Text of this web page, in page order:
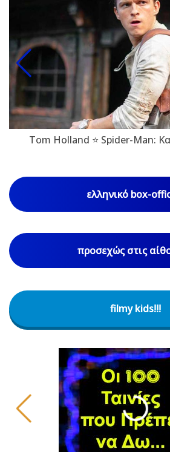
Tom Holland ⭐ Spider-Man:
ελληνικό box-
προσεχώς στις
filmy kids!!!